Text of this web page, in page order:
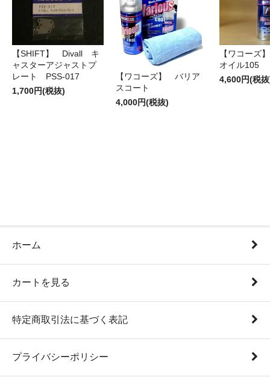
【SHIFT】 Divall キ
ャスターアジャストプ
レート PSS-017
1,700円(税抜)
【ワコーズ】 バリア
スコート
4,000円(税抜)
【ワコーズ
オイル105
4,600円(税
ホーム
カートを見る
特定商取引法に基づく表記
プライバシーポリシー